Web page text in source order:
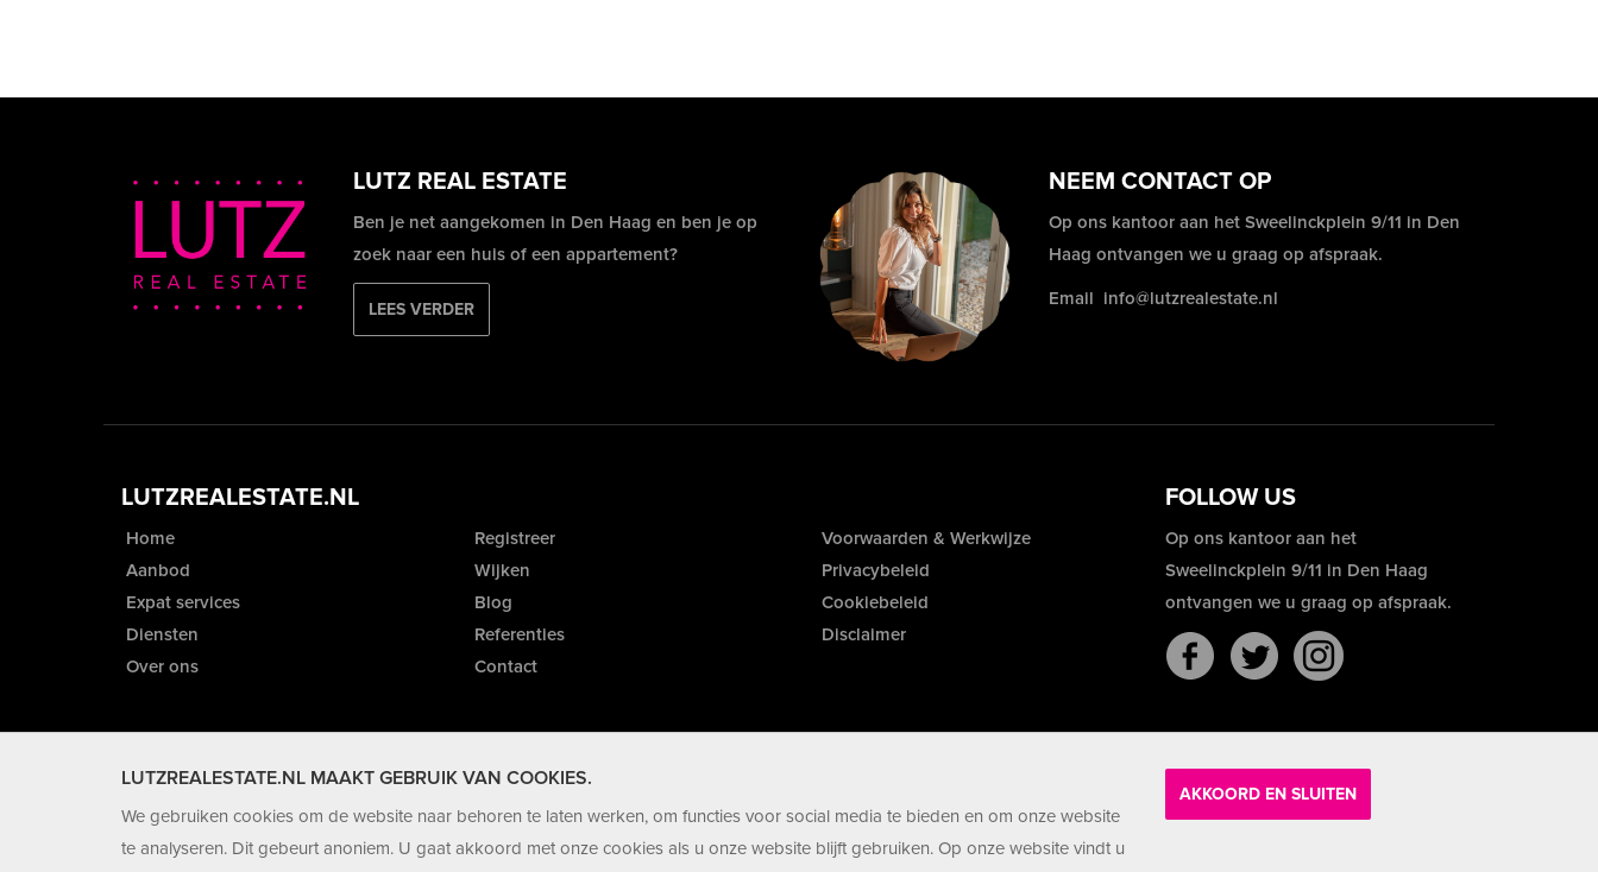
LUTZREALESTATE.NL MAAKT GEBRUIK VAN COOKIES.
We gebruiken cookies om de website naar behoren te laten werken, om functies voor social media te bieden en om onze website
te analyseren. Dit gebeurt anoniem. U gaat akkoord met onze cookies als u onze website blijft gebruiken. Op onze website vindt u
AKKOORD EN SLUITEN
LUTZ REAL ESTATE
Ben je net aangekomen in Den Haag en ben je op
zoek naar een huis of een appartement?
LEES VERDER
NEEM CONTACT OP
Op ons kantoor aan het Sweelinckplein 9/11 in Den
Haag ontvangen we u graag op afspraak.
Email info@lutzrealestate.nl
LUTZREALESTATE.NL
Home
Aanbod
Expat services
Diensten
Over ons
Registreer
Wijken
Blog
Referenties
Contact
FOLLOW US
Voorwaarden & Werkwijze
Privacybeleid
Cookiebeleid
Disclaimer
Op ons kantoor aan het
Sweelinckplein 9/11 in Den Haag
ontvangen we u graag op afspraak.